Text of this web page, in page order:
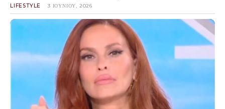
LIFESTYLE 3 ΙΟΥΝΊΟΥ, 2026